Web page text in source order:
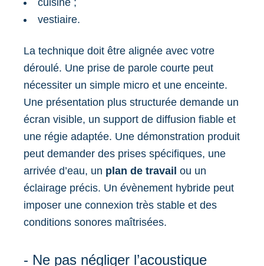
cuisine ;
vestiaire.
La technique doit être alignée avec votre
déroulé. Une prise de parole courte peut
nécessiter un simple micro et une enceinte.
Une présentation plus structurée demande un
écran visible, un support de diffusion fiable et
une régie adaptée. Une démonstration produit
peut demander des prises spécifiques, une
arrivée d’eau, un plan de travail ou un
éclairage précis. Un évènement hybride peut
imposer une connexion très stable et des
conditions sonores maîtrisées.
- Ne pas négliger l’acoustique